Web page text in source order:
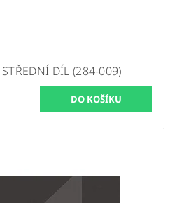
DÍL (284-009)